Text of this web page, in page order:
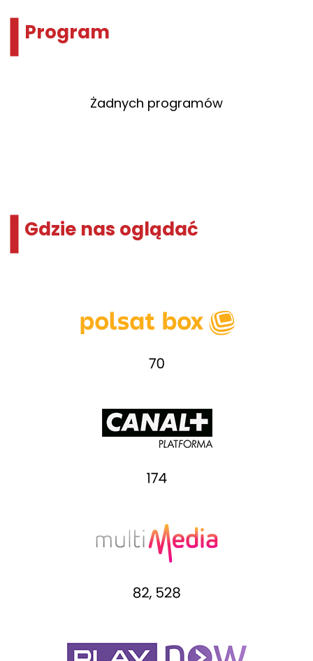
Program
Żadnych programów
Gdzie nas oglądać